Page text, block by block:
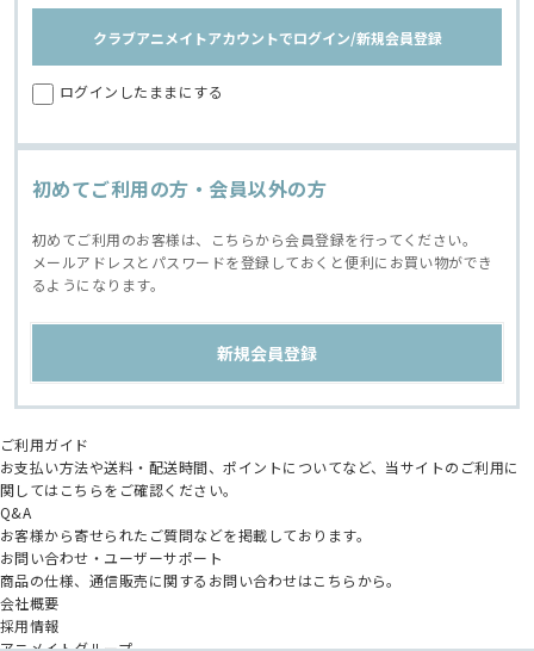
クラブアニメイトアカウントでログイン/新規会員登録
ログインしたままにする
初めてご利用の方・会員以外の方
初めてご利用のお客様は、こちらから会員登録を行ってください。
メールアドレスとパスワードを登録しておくと便利にお買い物ができ
るようになります。
ご利用ガイド
お支払い方法や送料・配送時間、ポイントについてなど、当サイトのご利用に
関してはこちらをご確認ください。
Q&A
お客様から寄せられたご質問などを掲載しております。
お問い合わせ・ユーザーサポート
商品の仕様、通信販売に関するお問い合わせはこちらから。
会社概要
採用情報